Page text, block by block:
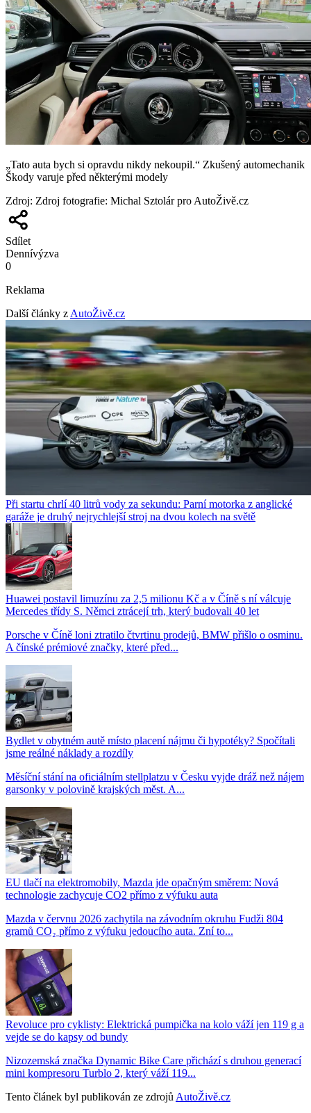
„Tato auta bych si opravdu nikdy nekoupil.“ Zkušený automechanik
Škody varuje před některými modely
Zdroj: Zdroj fotografie: Michal Sztolár pro AutoŽivě.cz
Sdílet
Dennívýzva
0
Reklama
Další články z AutoŽivě.cz
Při startu chrlí 40 litrů vody za sekundu: Parní motorka z anglické
garáže je druhý nejrychlejší stroj na dvou kolech na světě
Huawei postavil limuzínu za 2,5 milionu Kč a v Číně s ní válcuje
Mercedes třídy S. Němci ztrácejí trh, který budovali 40 let
Porsche v Číně loni ztratilo čtvrtinu prodejů, BMW přišlo o osminu.
A čínské prémiové značky, které před...
Bydlet v obytném autě místo placení nájmu či hypotéky? Spočítali
jsme reálné náklady a rozdíly
Měsíční stání na oficiálním stellplatzu v Česku vyjde dráž než nájem
garsonky v polovině krajských měst. A...
EU tlačí na elektromobily, Mazda jde opačným směrem: Nová
technologie zachycuje CO2 přímo z výfuku auta
Mazda v červnu 2026 zachytila na závodním okruhu Fudži 804
gramů CO₂ přímo z výfuku jedoucího auta. Zní to...
Revoluce pro cyklisty: Elektrická pumpička na kolo váží jen 119 g a
vejde se do kapsy od bundy
Nizozemská značka Dynamic Bike Care přichází s druhou generací
mini kompresoru Turblo 2, který váží 119...
Tento článek byl publikován ze zdrojů AutoŽivě.cz